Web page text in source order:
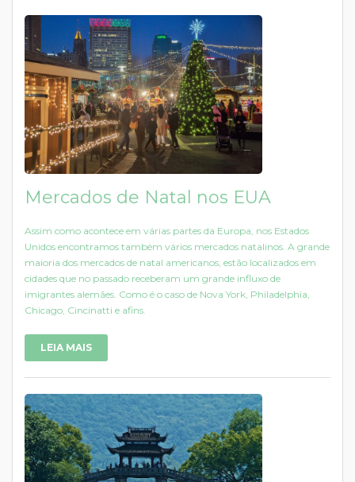
Mercados de Natal nos EUA
Assim como acontece em várias partes da Europa, nos Estados
Unidos encontramos também vários mercados natalinos. A grande
maioria dos mercados de natal americanos, estão localizados em
cidades que no passado receberam um grande influxo de
imigrantes alemães. Como é o caso de Nova York, Philadelphia,
Chicago, Cincinatti e afins.
LEIA MAIS